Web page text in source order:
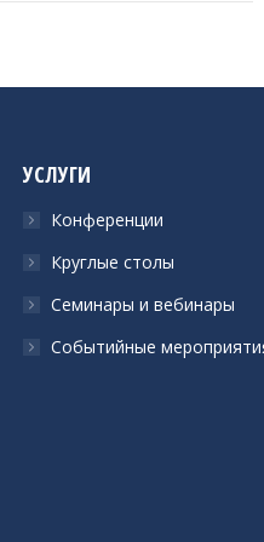
УСЛУГИ
Конференции
Круглые столы
Семинары и вебинары
Событийные